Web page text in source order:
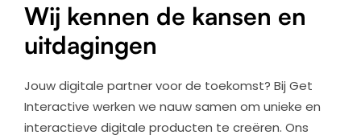
Wij kennen de kansen en
uitdagingen
Jouw digitale partner voor de toekomst? Bij Get
Interactive werken we nauw samen om unieke en
interactieve digitale producten te creëren. Ons